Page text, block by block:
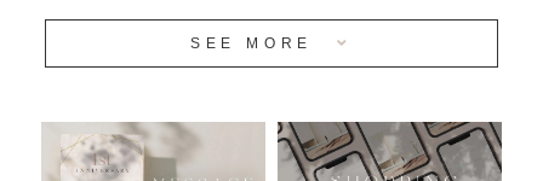
安心のチャビーバルーン
おすすめ商品
SEE MORE